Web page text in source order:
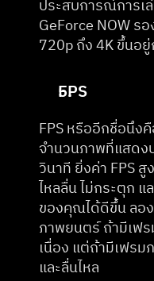
ประสบการณ์การเ
GeForce NOW ร
720p ถึง 4K ขึ้นอ
FPS
FPS หรืออีกชื่อนึง
จำนวนภาพที่แสด
วินาที ยิ่งค่า FPS สู
ไหลลื่น ไม่กระตุก
ของคุณได้ดีขึ้น ลอ
ภาพยนตร์ ถ้ามีเฟ
เนื่อง แต่ถ้ามีเฟร
และลื่นไหล